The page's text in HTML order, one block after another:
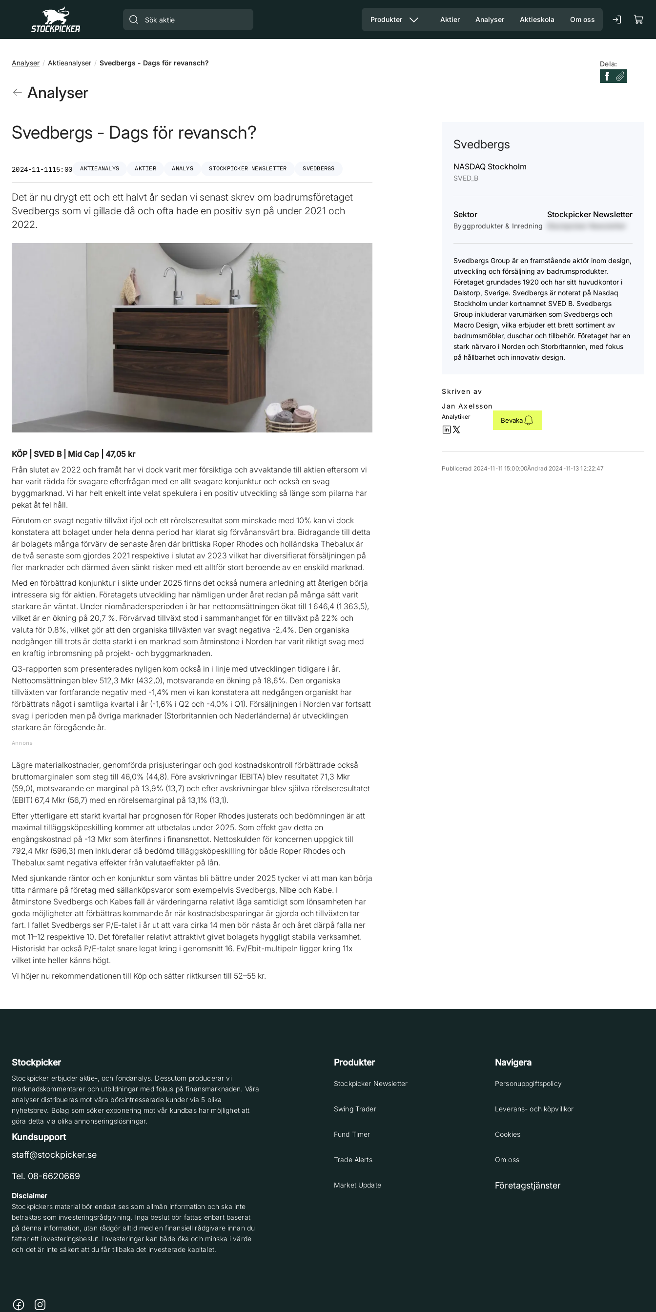
Gå till huvudinnehåll
Produkter Aktier Analyser Aktieskola Om oss
Analyser Aktieanalyser Svedbergs - Dags för revansch? Dela:
Analyser
Svedbergs - Dags för revansch?
2024-11-1115:00 AKTIEANALYS AKTIER ANALYS STOCKPICKER NEWSLETTER SVEDBERGS
Det är nu drygt ett och ett halvt år sedan vi senast skrev om badrumsföretaget
Svedbergs som vi gillade då och ofta hade en positiv syn på under 2021 och
2022.
KÖP | SVED B | Mid Cap | 47,05 kr
Från slutet av 2022 och framåt har vi dock varit mer försiktiga och avvaktande till aktien eftersom vi
har varit rädda för svagare efterfrågan med en allt svagare konjunktur och också en svag
byggmarknad. Vi har helt enkelt inte velat spekulera i en positiv utveckling så länge som pilarna har
pekat åt fel håll.
Förutom en svagt negativ tillväxt ifjol och ett rörelseresultat som minskade med 10% kan vi dock
konstatera att bolaget under hela denna period har klarat sig förvånansvärt bra. Bidragande till detta
är bolagets många förvärv de senaste åren där brittiska Roper Rhodes och holländska Thebalux är
de två senaste som gjordes 2021 respektive i slutat av 2023 vilket har diversifierat försäljningen på
fler marknader och därmed även sänkt risken med ett alltför stort beroende av en enskild marknad.
Med en förbättrad konjunktur i sikte under 2025 finns det också numera anledning att återigen börja
intressera sig för aktien. Företagets utveckling har nämligen under året redan på många sätt varit
starkare än väntat. Under niomånadersperioden i år har nettoomsättningen ökat till 1 646,4 (1 363,5),
vilket är en ökning på 20,7 %. Förvärvad tillväxt stod i sammanhanget för en tillväxt på 22% och
valuta för 0,8%, vilket gör att den organiska tillväxten var svagt negativa -2,4%. Den organiska
nedgången till trots är detta starkt i en marknad som åtminstone i Norden har varit riktigt svag med
en kraftig inbromsning på projekt- och byggmarknaden.
Q3-rapporten som presenterades nyligen kom också in i linje med utvecklingen tidigare i år.
Nettoomsättningen blev 512,3 Mkr (432,0), motsvarande en ökning på 18,6%. Den organiska
tillväxten var fortfarande negativ med -1,4% men vi kan konstatera att nedgången organiskt har
förbättrats något i samtliga kvartal i år (-1,6% i Q2 och -4,0% i Q1). Försäljningen i Norden var fortsatt
svag i perioden men på övriga marknader (Storbritannien och Nederländerna) är utvecklingen
starkare än föregående år.
Annons
Lägre materialkostnader, genomförda prisjusteringar och god kostnadskontroll förbättrade också
bruttomarginalen som steg till 46,0% (44,8). Före avskrivningar (EBITA) blev resultatet 71,3 Mkr
(59,0), motsvarande en marginal på 13,9% (13,7) och efter avskrivningar blev själva rörelseresultatet
(EBIT) 67,4 Mkr (56,7) med en rörelsemarginal på 13,1% (13,1).
Efter ytterligare ett starkt kvartal har prognosen för Roper Rhodes justerats och bedömningen är att
maximal tilläggsköpeskilling kommer att utbetalas under 2025. Som effekt gav detta en
engångskostnad på -13 Mkr som återfinns i finansnettot. Nettoskulden för koncernen uppgick till
792,4 Mkr (596,3) men inkluderar då bedömd tilläggsköpeskilling för både Roper Rhodes och
Thebalux samt negativa effekter från valutaeffekter på lån.
Med sjunkande räntor och en konjunktur som väntas bli bättre under 2025 tycker vi att man kan börja
titta närmare på företag med sällanköpsvaror som exempelvis Svedbergs, Nibe och Kabe. I
åtminstone Svedbergs och Kabes fall är värderingarna relativt låga samtidigt som lönsamheten har
goda möjligheter att förbättras kommande år när kostnadsbesparingar är gjorda och tillväxten tar
fart. I fallet Svedbergs ser P/E-talet i år ut att vara cirka 14 men bör nästa år och året därpå falla ner
mot 11–12 respektive 10. Det förefaller relativt attraktivt givet bolagets hyggligt stabila verksamhet.
Historiskt har också P/E-talet snare legat kring i genomsnitt 16. Ev/Ebit-multipeln ligger kring 11x
vilket inte heller känns högt.
Vi höjer nu rekommendationen till Köp och sätter riktkursen till 52–55 kr.
Svedbergs
NASDAQ Stockholm
SVED_B
Sektor
Byggprodukter & Inredning
Stockpicker Newsletter
Svedbergs Group är en framstående aktör inom design,
utveckling och försäljning av badrumsprodukter.
Företaget grundades 1920 och har sitt huvudkontor i
Dalstorp, Sverige. Svedbergs är noterat på Nasdaq
Stockholm under kortnamnet SVED B. Svedbergs
Group inkluderar varumärken som Svedbergs och
Macro Design, vilka erbjuder ett brett sortiment av
badrumsmöbler, duschar och tillbehör. Företaget har en
stark närvaro i Norden och Storbritannien, med fokus
på hållbarhet och innovativ design.
Skriven av
Jan Axelsson
Analytiker Bevaka
Publicerad 2024-11-11 15:00:00Ändrad 2024-11-13 12:22:47
Stockpicker
Stockpicker erbjuder aktie-, och fondanalys. Dessutom producerar vi
marknadskommentarer och utbildningar med fokus på finansmarknaden. Våra
analyser distribueras mot våra börsintresserade kunder via 5 olika
nyhetsbrev. Bolag som söker exponering mot vår kundbas har möjlighet att
göra detta via olika annonseringslösningar.
Kundsupport
staff@stockpicker.se
Tel. 08-6620669
Disclaimer
Stockpickers material bör endast ses som allmän information och ska inte
betraktas som investeringsrådgivning. Inga beslut bör fattas enbart baserat
på denna information, utan rådgör alltid med en finansiell rådgivare innan du
fattar ett investeringsbeslut. Investeringar kan både öka och minska i värde
och det är inte säkert att du får tillbaka det investerade kapitalet.
Produkter
Stockpicker Newsletter
Swing Trader
Fund Timer
Trade Alerts
Market Update
Navigera
Personuppgiftspolicy
Leverans- och köpvillkor
Cookies
Om oss
Företagstjänster